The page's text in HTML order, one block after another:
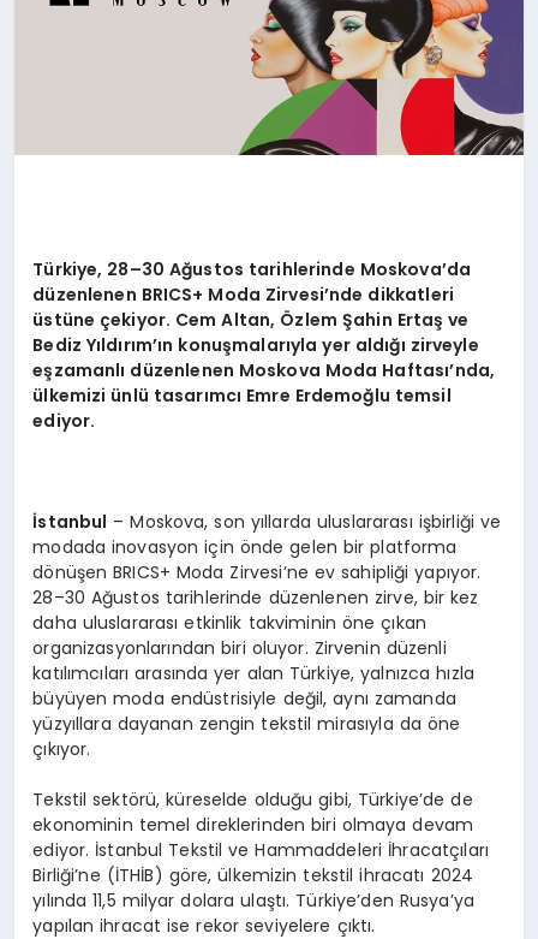
Türkiye, 28–30 Ağustos tarihlerinde Moskova’da
düzenlenen BRICS+ Moda Zirvesi’nde dikkatleri
üstüne çekiyor. Cem Altan, Özlem Şahin Ertaş ve
Bediz Yıldırım’ın konuşmalarıyla yer aldığı zirveyle
eşzamanlı düzenlenen Moskova Moda Haftası’nda,
ülkemizi ünlü tasarımcı Emre Erdemoğlu temsil
ediyor.
İstanbul – Moskova, son yıllarda uluslararası işbirliği ve
modada inovasyon için önde gelen bir platforma
dönüşen BRICS+ Moda Zirvesi’ne ev sahipliği yapıyor.
28–30 Ağustos tarihlerinde düzenlenen zirve, bir kez
daha uluslararası etkinlik takviminin öne çıkan
organizasyonlarından biri oluyor. Zirvenin düzenli
katılımcıları arasında yer alan Türkiye, yalnızca hızla
büyüyen moda endüstrisiyle değil, aynı zamanda
yüzyıllara dayanan zengin tekstil mirasıyla da öne
çıkıyor.
Tekstil sektörü, küreselde olduğu gibi, Türkiye’de de
ekonominin temel direklerinden biri olmaya devam
ediyor. İstanbul Tekstil ve Hammaddeleri İhracatçıları
Birliği’ne (İTHİB) göre, ülkemizin tekstil ihracatı 2024
yılında 11,5 milyar dolara ulaştı. Türkiye’den Rusya’ya
yapılan ihracat ise rekor seviyelere çıktı.